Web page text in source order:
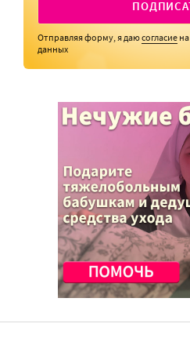
Отправляя форму, я даюсогласие
данных